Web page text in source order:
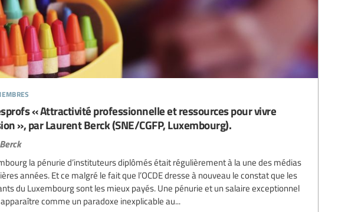
« Attractivité professionnelle et ressources pour vivre
», par Laurent Berck (SNE/CGFP, Luxembourg).
la pénurie d’instituteurs diplômés était régulièrement à la une des médias
années. Et ce malgré le fait que l’OCDE dresse à nouveau le constat que les
du Luxembourg sont les mieux payés. Une pénurie et un salaire exceptionnel
comme un paradoxe inexplicable au...